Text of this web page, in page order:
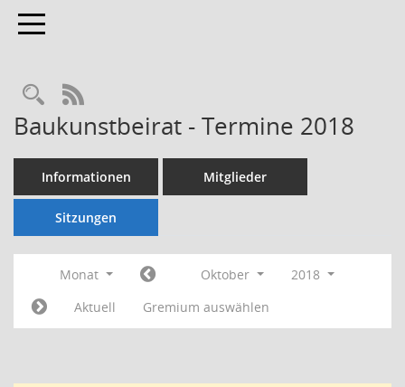
Toggle navigation
Rechercheauswahl
RSS-Feed
Baukunstbeirat - Termine 2018
Informationen Mitglieder
Sitzungen
Monat Oktober
2018
Aktuell
Gremium auswählen